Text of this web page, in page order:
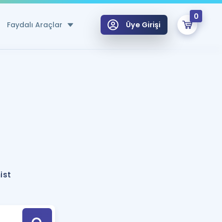
Faydalı Araçlar
Hesaplama Aracı
için Öneriler
Tek Takvimde
Üye Girişi
0
Hoca ile seni sınava hazırlayacak onlarca eğitim seni bekliyor!